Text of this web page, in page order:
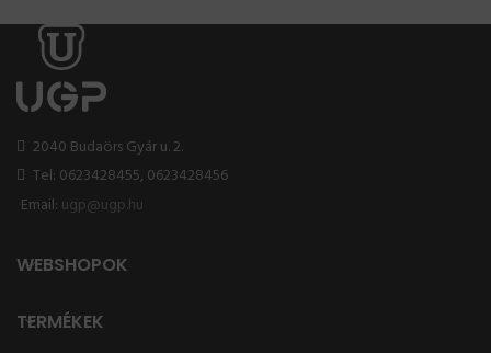
2040 Budaörs Gyár u. 2.
Tel: 0623428455, 0623428456
Email: ugp@ugp.hu
WEBSHOPOK
TERMÉKEK